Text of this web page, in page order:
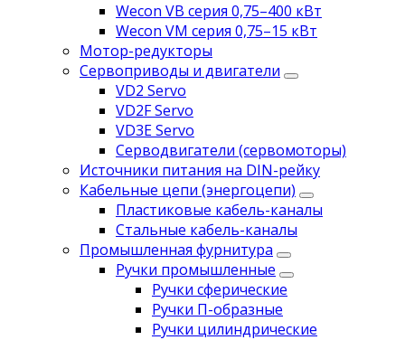
Wecon VB серия 0,75–400 кВт
Wecon VM серия 0,75–15 кВт
Мотор-редукторы
Сервоприводы и двигатели
VD2 Servo
VD2F Servo
VD3E Servo
Серводвигатели (сервомоторы)
Источники питания на DIN-рейку
Кабельные цепи (энергоцепи)
Пластиковые кабель-каналы
Стальные кабель-каналы
Промышленная фурнитура
Ручки промышленные
Ручки сферические
Ручки П-образные
Ручки цилиндрические